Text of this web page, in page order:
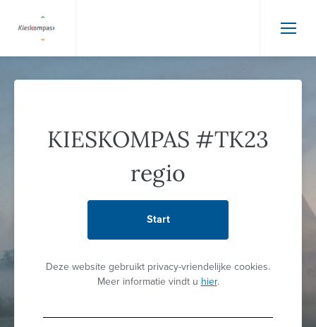
KIESKOMPAS #TK23
regio
Start
Deze website gebruikt privacy-vriendelijke cookies.
Meer informatie vindt u hier.